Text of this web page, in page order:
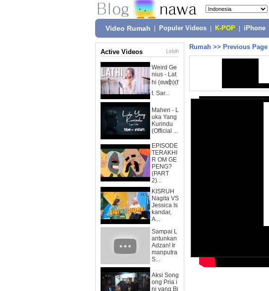
Video Rumah Populer Videos K-POP iPhone
Active Videos Lebih
Weird Ge
nius - Lat
hi (ꦭꦛꦶ)(f
t. Sar...
Mahen - L
uka Yang
Kurindu
(Official ...
EPISODE
TERAKHI
R OM GE
PENG?
(PART
2)...
KISRUH
Nagita VS
Jessica Is
kandar,
A...
Sampai L
antunkan
Adzan! Ir
manputra
S...
Aksi Song
ong Pria i
ni yang Bi
Rumah >> Previous Page